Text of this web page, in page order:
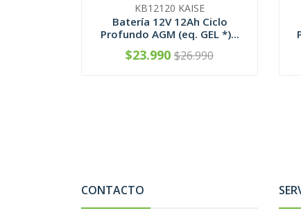
KB12120 KAISE
Batería 12V 12Ah Ciclo
Profundo AGM (eq. GEL *)...
+
$23.990 $26.990
CONTACTO